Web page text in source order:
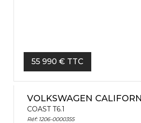
55 990 € TTC
VOLKSWAGEN
COAST T6.1
Réf: 1206-0000355